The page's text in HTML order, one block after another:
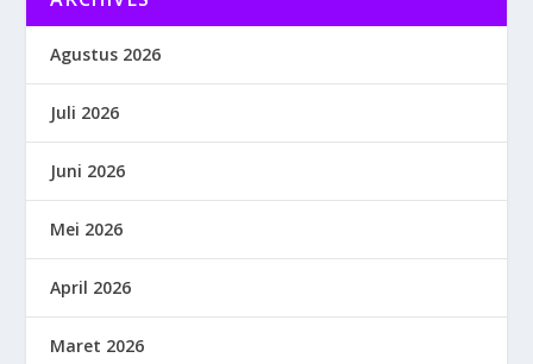
Agustus 2026
Juli 2026
Juni 2026
Mei 2026
April 2026
Maret 2026